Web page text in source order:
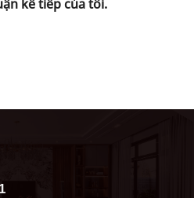
kế tiếp của tôi.